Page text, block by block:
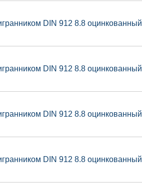
DIN 912 8.8 оцинкованный
DIN 912 8.8 оцинкованный
DIN 912 8.8 оцинкованный
DIN 912 8.8 оцинкованный